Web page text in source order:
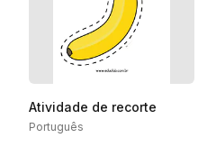
Atividade de recorte
Português